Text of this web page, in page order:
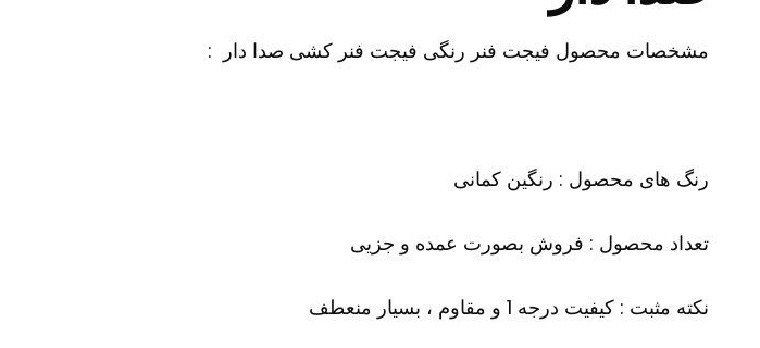
مشخصات محصول فیجت فنر رنگی فیجت فنر کشی صدا دار :
رنگ های محصول : رنگین کمانی
تعداد محصول : فروش بصورت عمده و جزیی
نکته مثبت : کیفیت درجه 1 و مقاوم ، بسیار منعطف